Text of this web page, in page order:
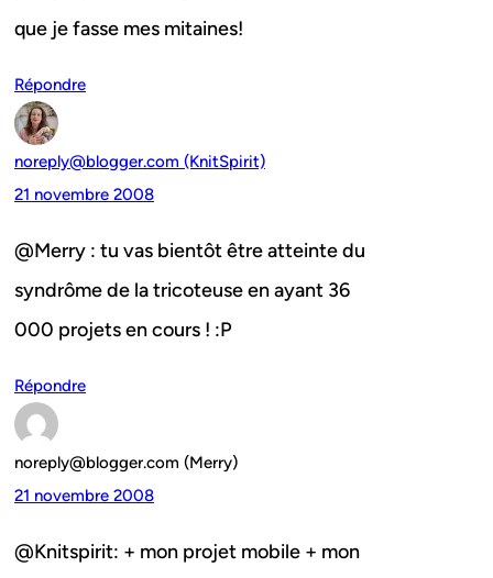
que je fasse mes mitaines!
Répondre
noreply@blogger.com (KnitSpirit)
21 novembre 2008
@Merry : tu vas bientôt être atteinte du
syndrôme de la tricoteuse en ayant 36
000 projets en cours ! :P
Répondre
noreply@blogger.com (Merry)
21 novembre 2008
@Knitspirit: + mon projet mobile + mon